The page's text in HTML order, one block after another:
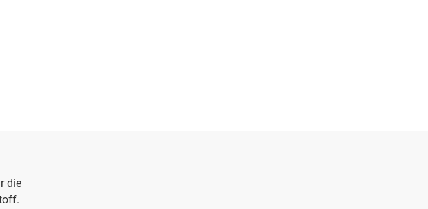
die